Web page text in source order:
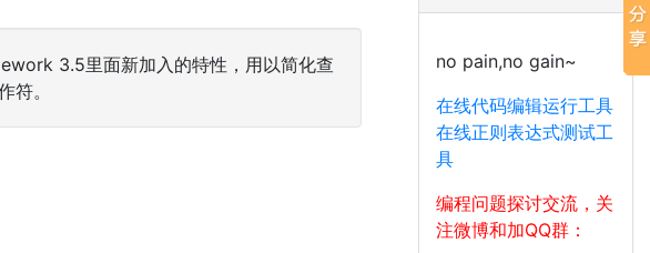
3.5里面新加入的特性，用以简化查
符。
no pain,no gain~
在线代码编辑运行工具
在线正则表达式测试工
具
编程问题探讨交流，关
注微博和加QQ群：